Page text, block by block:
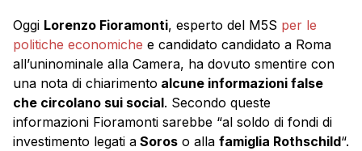
Oggi Lorenzo Fioramonti, esperto del M5S per le
politiche economiche e candidato candidato a Roma
all’uninominale alla Camera, ha dovuto smentire con
una nota di chiarimento alcune informazioni false
che circolano sui social. Secondo queste
informazioni Fioramonti sarebbe “al soldo di fondi di
investimento legati a Soros o alla famiglia Rothschild“.